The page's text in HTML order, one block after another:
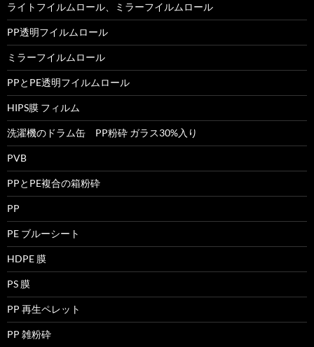
ライトフイルムロール、ミラーフイルムロール
PP透明フイルムロール
ミラーフイルムロール
PPとPE透明フイルムロール
HIPS膜 フィルム
洗濯機のドラム缶 PP粉砕 ガラス30%入り
PVB
PPとPE複合の箱粉砕
PP
PE ブルーシート
HDPE 膜
PS 膜
PP 再生ペレット
PP 雑粉砕